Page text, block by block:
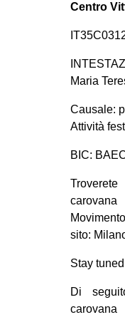
Centro
Maria
Causale:
Attività
BIC:
sito:
Stay
Di
carovana